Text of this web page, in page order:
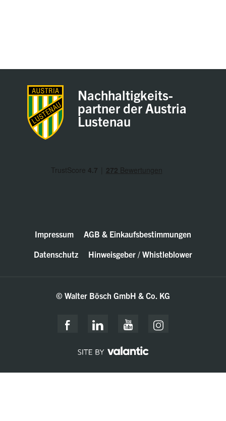
Nachhaltigkeits-
partner der Austria
Lustenau
Impressum
AGB & Einkaufsbestimmungen
Datenschutz
Hinweisgeber / Whistleblower
© Walter Bösch GmbH & Co. KG